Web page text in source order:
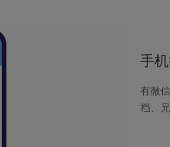
手
有微
档、